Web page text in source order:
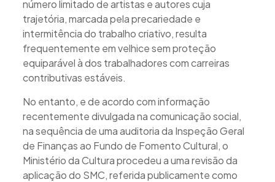
número limitado de artistas e autores cuja
trajetória, marcada pela precariedade e
intermitência do trabalho criativo, resulta
frequentemente em velhice sem proteção
equiparável à dos trabalhadores com carreiras
contributivas estáveis.
No entanto, e de acordo com informação
recentemente divulgada na comunicação social,
na sequência de uma auditoria da Inspeção Geral
de Finanças ao Fundo de Fomento Cultural, o
Ministério da Cultura procedeu a uma revisão da
aplicação do SMC, referida publicamente como